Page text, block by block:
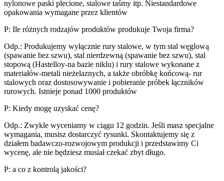
nylonowe paski plecione, stalowe taśmy itp. Niestandardowe
opakowania wymagane przez klientów
P: Ile różnych rodzajów produktów produkuje Twoja firma?
Odp.: Produkujemy wyłącznie rury stalowe, w tym stal węglową
(spawanie bez szwu), stal nierdzewną (spawanie bez szwu), stal
stopową (Hastelloy-na bazie niklu) i rury stalowe wykonane z
materiałów-metali nieżelaznych, a także obróbkę końcową- rur
stalowych oraz dostosowywanie i pobieranie próbek łączników
rurowych. Istnieje ponad 1000 produktów
P: Kiedy mogę uzyskać cenę?
Odp.: Zwykle wyceniamy w ciągu 12 godzin. Jeśli masz specjalne
wymagania, musisz dostarczyć rysunki. Skontaktujemy się z
działem badawczo-rozwojowym produkcji i przedstawimy Ci
wycenę, ale nie będziesz musiał czekać zbyt długo.
P: a co z kontrolą jakości?